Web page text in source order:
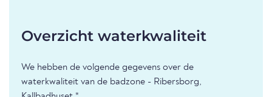
Overzicht waterkwaliteit
We hebben de volgende gegevens over de
waterkwaliteit van de badzone - Ribersborg,